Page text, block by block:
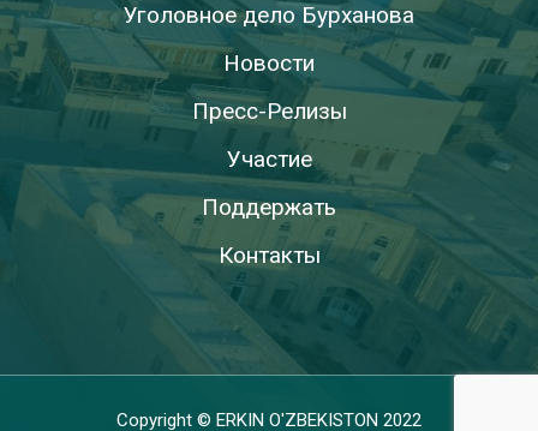
Уголовное дело Бурханова
Новости
Пресс-Релизы
Участие
Поддержать
Контакты
Copyright © ERKIN O'ZBEKISTON 2022